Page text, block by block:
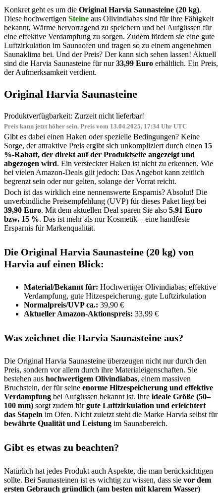
Konkret geht es um die Original Harvia Saunasteine (20 kg).
Diese hochwertigen Steine aus Olivindiabas sind für ihre Fähigkeit
bekannt, Wärme hervorragend zu speichern und bei Aufgüssen für
eine effektive Verdampfung zu sorgen. Zudem fördern sie eine gute
Luftzirkulation im Saunaofen und tragen so zu einem angenehmen
Saunaklima bei. Und der Preis? Der kann sich sehen lassen! Aktuell
sind die Harvia Saunasteine für nur33,99 Euro erhältlich. Ein Preis,
der Aufmerksamkeit verdient.
Original Harvia Saunasteine
Produktverfügbarkeit: Zurzeit nicht lieferbar!
Preis kann jetzt höher sein. Preis vom 13.04.2025, 17:34 Uhr UTC
Gibt es dabei einen Haken oder spezielle Bedingungen? Keine
Sorge, der attraktive Preis ergibt sich unkompliziert durch einen 15
%-Rabatt, der direkt auf der Produktseite angezeigt und
abgezogen wird. Ein versteckter Haken ist nicht zu erkennen. Wie
bei vielen Amazon-Deals gilt jedoch: Das Angebot kann zeitlich
begrenzt sein oder nur gelten, solange der Vorrat reicht.
Doch ist das wirklich eine nennenswerte Ersparnis? Absolut! Die
unverbindliche Preisempfehlung (UVP) für dieses Paket liegt bei
39,90 Euro. Mit dem aktuellen Deal sparen Sie also 5,91 Euro
bzw. 15 %. Das ist mehr als nur Kosmetik – eine handfeste
Ersparnis für Markenqualität.
Die Original Harvia Saunasteine (20 kg) von
Harvia auf einen Blick:
Material/Bekannt für: Hochwertiger Olivindiabas; effektive
Verdampfung, gute Hitzespeicherung, gute Luftzirkulation
Normalpreis/UVP ca.: 39,90 €
Aktueller Amazon-Aktionspreis: 33,99 €
Was zeichnet die Harvia Saunasteine aus?
Die Original Harvia Saunasteine überzeugen nicht nur durch den
Preis, sondern vor allem durch ihre Materialeigenschaften. Sie
bestehen aus hochwertigem Olivindiabas, einem massiven
Bruchstein, der für seine enorme Hitzespeicherung und effektive
Verdampfung bei Aufgüssen bekannt ist. Ihre ideale Größe (50–
100 mm) sorgt zudem fürgute Luftzirkulation und erleichtert
das Stapeln im Ofen. Nicht zuletzt steht die Marke Harvia selbst für
bewährte Qualität und Leistung im Saunabereich.
Gibt es etwas zu beachten?
Natürlich hat jedes Produkt auch Aspekte, die man berücksichtigen
sollte. Bei Saunasteinen ist es wichtig zu wissen, dass sie vor dem
ersten Gebrauch gründlich (am besten mit klarem Wasser)